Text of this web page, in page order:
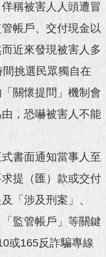
稱被害人人頭遭冒
帳戶、交付現金以
近來發現被害人多
挑選民眾獨自在
關懷提問」機制會
，恐嚇被害人不能
書面通知當事人至
提（匯）款或交付
「涉及刑案」、
監管帳戶」等關鍵
或165反詐騙專線